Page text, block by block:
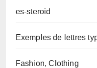
es-steroid
Exemples de lettres
Fashion, Clothing